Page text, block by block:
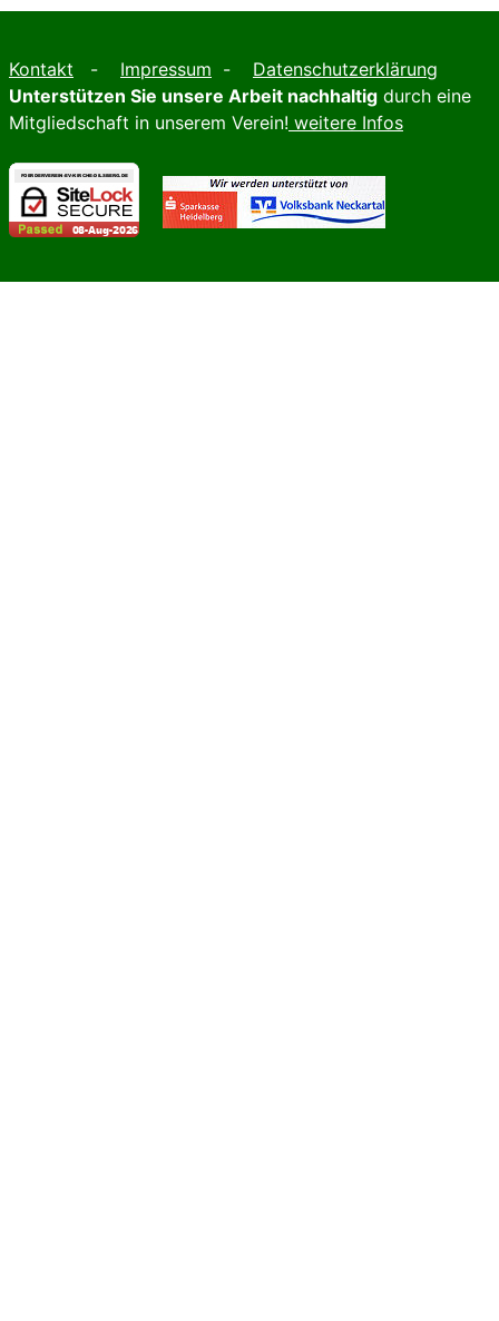
Kontakt - Impressum - Datenschutzerklärung
Unterstützen Sie unsere Arbeit nachhaltig durch eine
Mitgliedschaft in unserem Verein! weitere Infos